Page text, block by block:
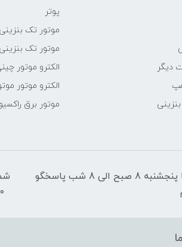
دیگر
پوتر
موتور تک
موتور تک
الکترو موتور
الکترو موتور
موتور برق راکسیو
شنبه تا پنجشنبه 8 صبح الی 8 شب پاسخگو